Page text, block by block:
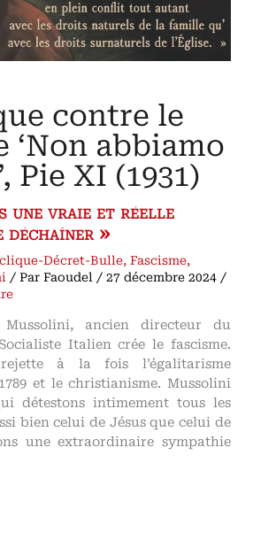
contre le
‘Non abbiamo
Pie XI (1931)
une vraie et réelle
déchaîner »
Décret-Bulle,Fascisme,
/ ParFaoudel /27 décembre 2024 /
ancien directeur du
Italien crée le fascisme.
à la fois l’égalitarisme
et le christianisme. Mussolini
détestons intimement tous les
bien celui de Jésus que celui de
une extraordinaire sympathie